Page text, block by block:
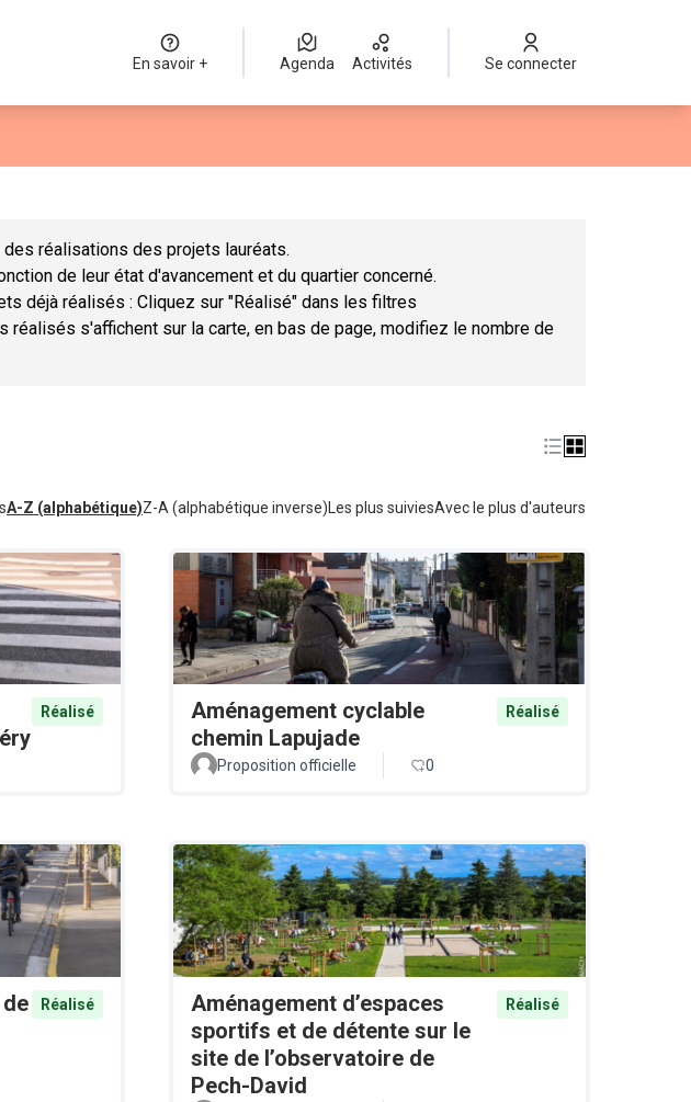
En savoir + Agenda Activités Se connecter
réalisations des projets lauréats.
de leur état d'avancement et du quartier concerné.
déjà réalisés : Cliquez sur "Réalisé" dans les filtres
s'affichent sur la carte, en bas de page, modifiez le nombre de
A-Z (alphabétique)Z-A (alphabétique inverse) Les plus suiviesAvec le plus d'auteurs
Réalisé
Aménagement cyclable
chemin Lapujade
Réalisé
Proposition officielle 0
Réalisé
Aménagement d’espaces
sportifs et de détente sur le
site de l’observatoire de
Pech-David
Réalisé